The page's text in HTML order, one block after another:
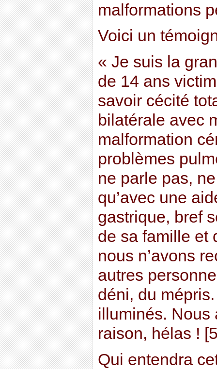
malformations
Voici un
« Je suis la
de 14 ans
savoir cécité
bilatérale avec
malformation
problèmes
ne parle pas,
qu’avec une
gastrique, bref
de sa famille
nous n’avons
autres
déni, du
illuminés. Nous
raison, hélas !
Qui entendra